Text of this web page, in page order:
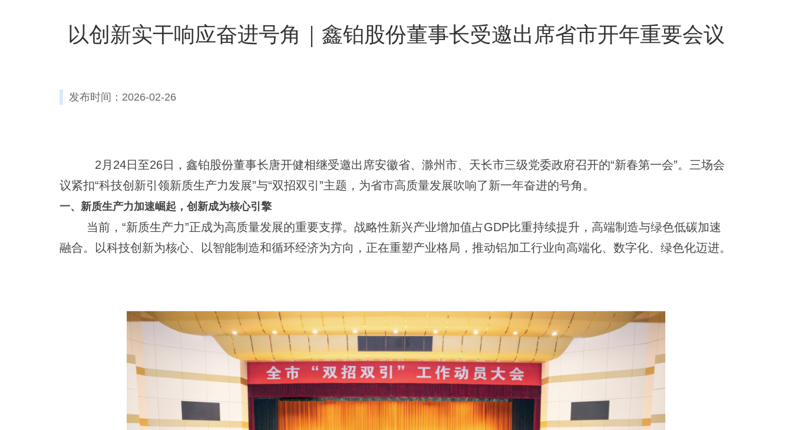
以创新实干响应奋进号角｜鑫铂股份董事长受邀出席省市开年重要会议
发布时间：2026-02-26
2月24日至26日，鑫铂股份董事长唐开健相继受邀出席安徽省、滁州市、天长市三级党委政府召开的“新春第一会”。三场会
议紧扣“科技创新引领新质生产力发展”与“双招双引”主题，为省市高质量发展吹响了新一年奋进的号角。
一、新质生产力加速崛起，创新成为核心引擎
当前，“新质生产力”正成为高质量发展的重要支撑。战略性新兴产业增加值占GDP比重持续提升，高端制造与绿色低碳加速
融合。以科技创新为核心、以智能制造和循环经济为方向，正在重塑产业格局，推动铝加工行业向高端化、数字化、绿色化迈进。